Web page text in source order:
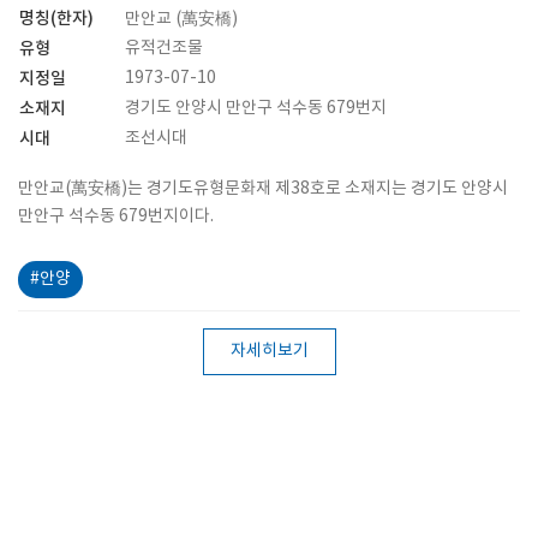
명칭(한자) 만안교 (萬安橋)
유형 유적건조물
지정일 1973-07-10
소재지 경기도 안양시 만안구 석수동 679번지
시대 조선시대
만안교(萬安橋)는 경기도유형문화재 제38호로 소재지는 경기도 안양시
만안구 석수동 679번지이다.
#안양
자세히보기